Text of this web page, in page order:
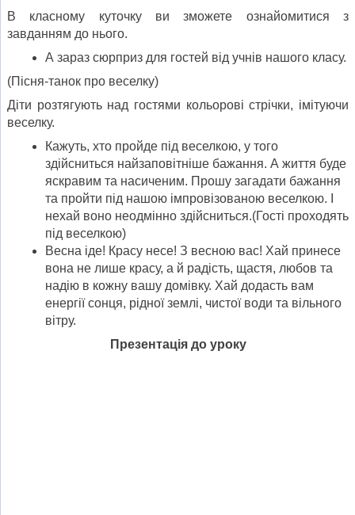
В класному куточку ви зможете ознайомитися з
завданням до нього.
А зараз сюрприз для гостей від учнів нашого класу.
(Пісня-танок про веселку)
Діти розтягують над гостями кольорові стрічки, імітуючи
веселку.
Кажуть, хто пройде під веселкою, у того
здійсниться найзаповітніше бажання. А життя буде
яскравим та насиченим. Прошу загадати бажання
та пройти під нашою імпровізованою веселкою. І
нехай воно неодмінно здійсниться.(Гості проходять
під веселкою)
Весна іде! Красу несе! З весною вас! Хай принесе
вона не лише красу, а й радість, щастя, любов та
надію в кожну вашу домівку. Хай додасть вам
енергії сонця, рідної землі, чистої води та вільного
вітру.
Презентація до уроку